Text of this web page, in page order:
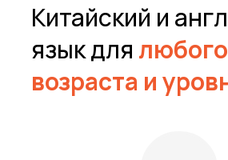
Китайский и
язык для любого
возраста и